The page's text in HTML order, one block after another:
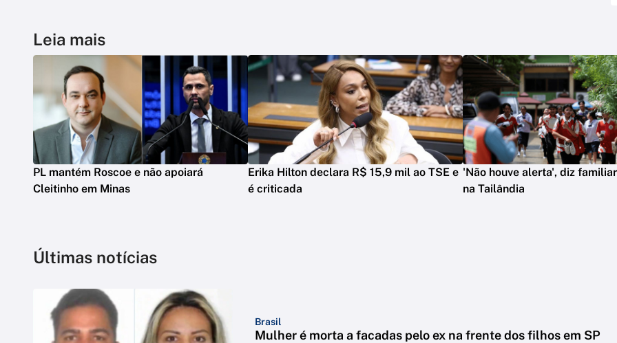
Leia mais
PL mantém Roscoe e não apoiará
Cleitinho em Minas
Erika Hilton declara R$ 15,9 mil ao TSE e
é criticada
'Não houve alerta', diz
na Tailândia
Últimas notícias
Brasil
Mulher é morta a facadas pelo ex na frente dos filhos em SP